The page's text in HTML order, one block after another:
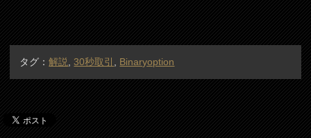
タグ：解説 ,30秒取引 Binaryoption